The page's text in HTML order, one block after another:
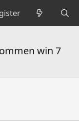
win 7